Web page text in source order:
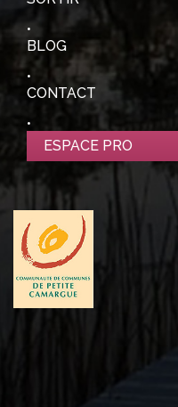
BLOG
CONTACT
ESPACE PRO